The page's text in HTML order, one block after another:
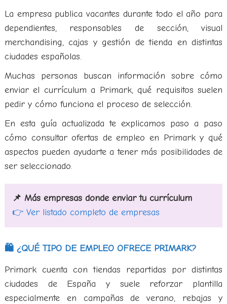
La empresa publica vacantes durante todo el año para
dependientes, responsables de sección, visual
merchandising, cajas y gestión de tienda en distintas
ciudades españolas.
Muchas personas buscan información sobre cómo
enviar el currículum a Primark, qué requisitos suelen
pedir y cómo funciona el proceso de selección.
En esta guía actualizada te explicamos paso a paso
cómo consultar ofertas de empleo en Primark y qué
aspectos pueden ayudarte a tener más posibilidades de
ser seleccionado.
📌 Más empresas donde enviar tu currículum
👉 Ver listado completo de empresas
🛍️ ¿QUÉ TIPO DE EMPLEO OFRECE PRIMARK?
Primark cuenta con tiendas repartidas por distintas
ciudades de España y suele reforzar plantilla
especialmente en campañas de verano, rebajas y